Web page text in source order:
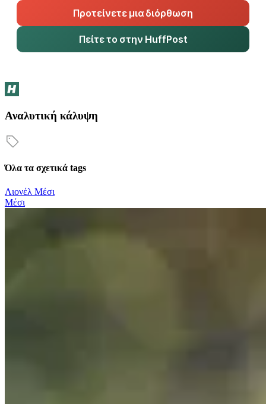
Προτείνετε μια διόρθωση
Πείτε το στην HuffPost
Αναλυτική κάλυψη
Όλα τα σχετικά tags
Λιονέλ Μέσι
Μέσι